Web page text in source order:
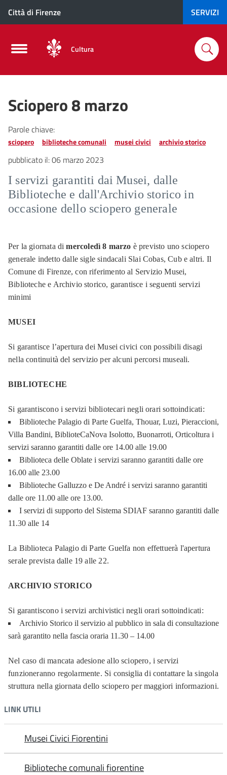
Città di Firenze SERVIZI
Cultura
Sciopero 8 marzo
Parole chiave:
sciopero biblioteche comunali musei civici archivio storico
pubblicato il:06 marzo 2023
I servizi garantiti dai Musei, dalle
Biblioteche e dall'Archivio storico in
occasione dello sciopero generale
Per la giornata di mercoledì 8 marzo è previsto uno sciopero
generale indetto dalle sigle sindacali Slai Cobas, Cub e altri. Il
Comune di Firenze, con riferimento al Servizio Musei,
Biblioteche e Archivio storico, garantisce i seguenti servizi
minimi
MUSEI
Si garantisce l’apertura dei Musei civici con possibili disagi
nella continuità del servizio per alcuni percorsi museali.
BIBLIOTECHE
Si garantiscono i servizi bibliotecari negli orari sottoindicati:
Biblioteche Palagio di Parte Guelfa, Thouar, Luzi, Pieraccioni,
Villa Bandini, BiblioteCaNova Isolotto, Buonarroti, Orticoltura i
servizi saranno garantiti dalle ore 14.00 alle 19.00
Biblioteca delle Oblate i servizi saranno garantiti dalle ore
16.00 alle 23.00
Biblioteche Galluzzo e De André i servizi saranno garantiti
dalle ore 11.00 alle ore 13.00.
I servizi di supporto del Sistema SDIAF saranno garantiti dalle
11.30 alle 14
La Biblioteca Palagio di Parte Guelfa non effettuerà l'apertura
serale prevista dalle 19 alle 22.
ARCHIVIO STORICO
Si garantiscono i servizi archivistici negli orari sottoindicati:
Archivio Storico il servizio al pubblico in sala di consultazione
sarà garantito nella fascia oraria 11.30 – 14.00
Nel caso di mancata adesione allo sciopero, i servizi
funzioneranno regolarmente. Si consiglia di contattare la singola
struttura nella giornata dello sciopero per maggiori informazioni.
LINK UTILI
Musei Civici Fiorentini
Biblioteche comunali fiorentine